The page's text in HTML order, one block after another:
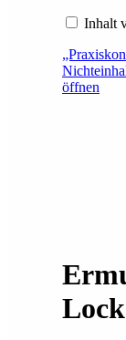
Inhalt
öffnen